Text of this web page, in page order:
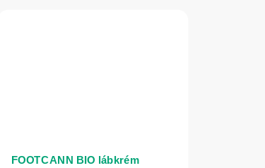
FOOTCANN BIO lábkrém